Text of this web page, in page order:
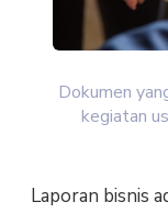
Dokumen
kegiatan
Laporan bisnis